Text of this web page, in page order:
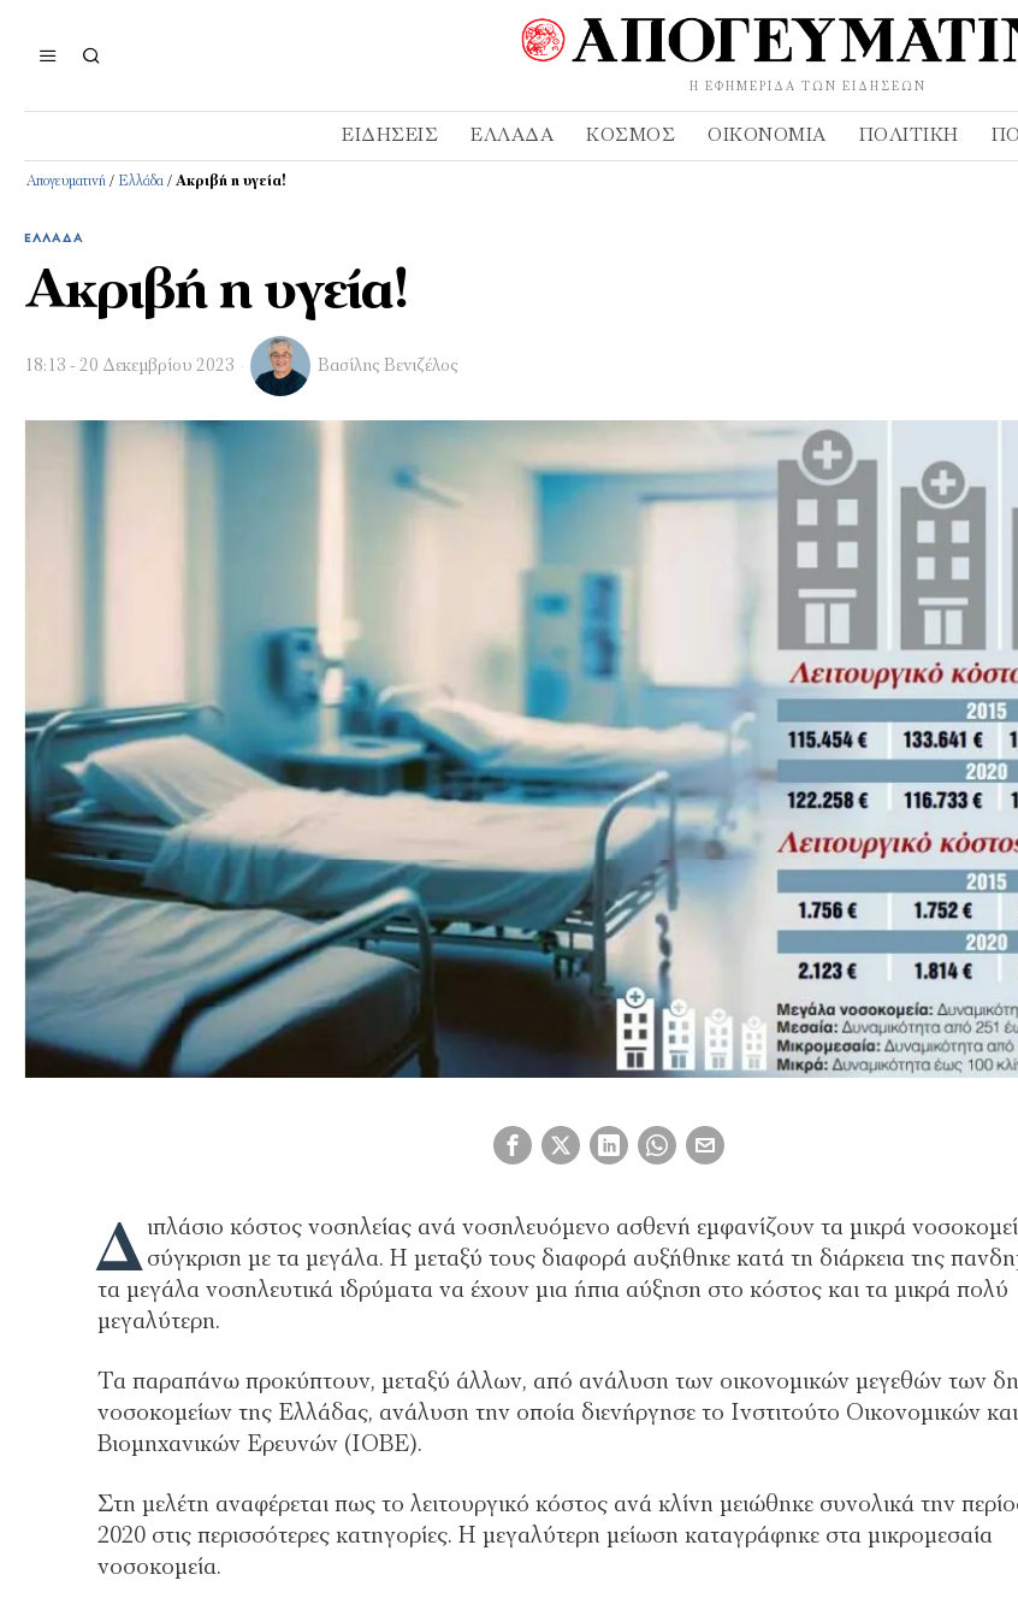
Η ΕΦΗΜΕΡΊΔΑ ΤΩΝ ΕΙΔΉΣΕΩΝ
ΕΙΔΉΣΕΙΣ ΕΛΛΆΔΑ ΚΌΣΜΟΣ ΟΙΚΟΝΟΜΊΑ ΠΟΛΙΤΙΚΉ
Απογευματινή / Ελλάδα / Ακριβή η υγεία!
ΕΛΛΆΔΑ
Ακριβή η υγεία!
18:13 - 20 Δεκεμβρίου 2023 Βασίλης Βενιζέλος
Δ ιπλάσιο κόστος νοσηλείας ανά νοσηλευόμενο ασθενή εμφανίζουν τα μικρά
σύγκριση με τα μεγάλα. Η μεταξύ τους διαφορά αυξήθηκε κατά τη διάρκεια της
τα μεγάλα νοσηλευτικά ιδρύματα να έχουν μια ήπια αύξηση στο κόστος και τα μικρά πολύ
μεγαλύτερη.
Τα παραπάνω προκύπτουν, μεταξύ άλλων, από ανάλυση των οικονομικών μεγεθών των
νοσοκομείων της Ελλάδας, ανάλυση την οποία διενήργησε το Ινστιτούτο Οικονομικών και
Βιομηχανικών Ερευνών (ΙΟΒΕ).
Στη μελέτη αναφέρεται πως το λειτουργικό κόστος ανά κλίνη μειώθηκε συνολικά την
2020 στις περισσότερες κατηγορίες. Η μεγαλύτερη μείωση καταγράφηκε στα μικρομεσαία
νοσοκομεία.